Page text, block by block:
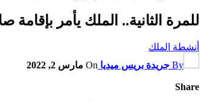
للمرة الثانية.. الملك يأمر
أنشطة الملك
By جريدة بريس ميديا On مارس 2, 2022
Share